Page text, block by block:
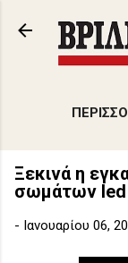
Ξεκινά η
σωμάτων led
- Ιανουαρίου 06,